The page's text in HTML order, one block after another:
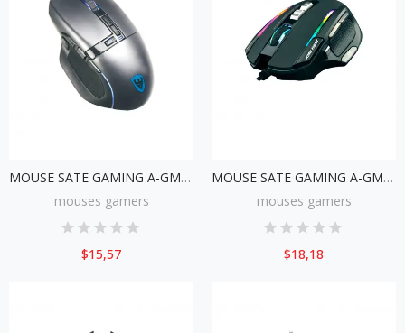
MOUSE SATE GAMING A-GM01
mouses gamers
$15,57
MOUSE SATE GAMING A-GM02 RGB
mouses gamers
$18,18